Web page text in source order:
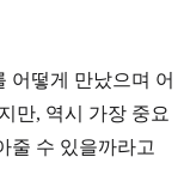
어떻게 만났으며 어
만, 역시 가장 중요
줄 수 있을까라고